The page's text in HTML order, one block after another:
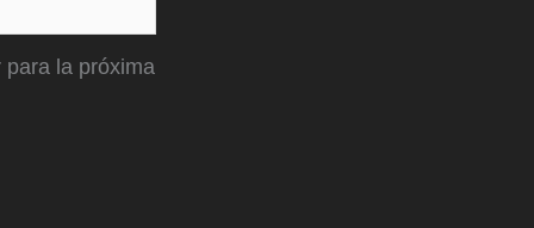
para la próxima